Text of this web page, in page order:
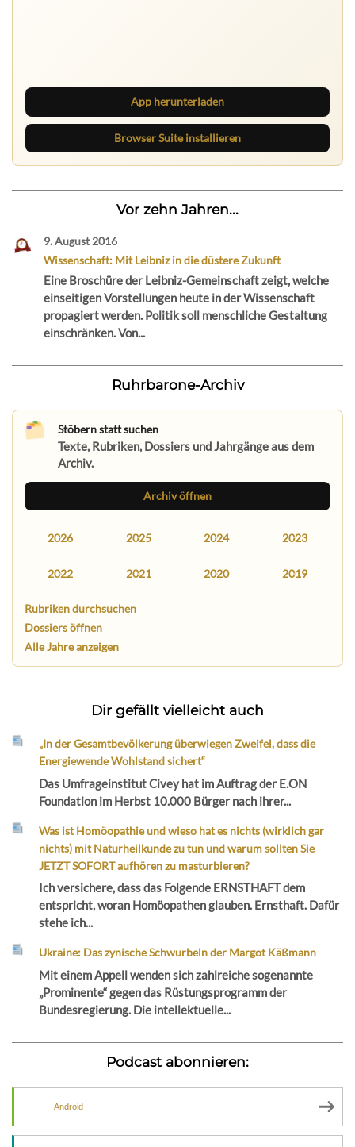
App herunterladen
Browser Suite installieren
Vor zehn Jahren...
9. August 2016
Wissenschaft: Mit Leibniz in die düstere Zukunft
Eine Broschüre der Leibniz-Gemeinschaft zeigt, welche
einseitigen Vorstellungen heute in der Wissenschaft
propagiert werden. Politik soll menschliche Gestaltung
einschränken. Von...
Ruhrbarone-Archiv
Stöbern statt suchen
Texte, Rubriken, Dossiers und Jahrgänge aus dem
Archiv.
Archiv öffnen
2026 2025 2024 2023
2022 2021 2020 2019
Rubriken durchsuchen
Dossiers öffnen
Alle Jahre anzeigen
Dir gefällt vielleicht auch
„In der Gesamtbevölkerung überwiegen Zweifel, dass die
Energiewende Wohlstand sichert“
Das Umfrageinstitut Civey hat im Auftrag der E.ON
Foundation im Herbst 10.000 Bürger nach ihrer...
Was ist Homöopathie und wieso hat es nichts (wirklich gar
nichts) mit Naturheilkunde zu tun und warum sollten Sie
JETZT SOFORT aufhören zu masturbieren?
Ich versichere, dass das Folgende ERNSTHAFT dem
entspricht, woran Homöopathen glauben. Ernsthaft. Dafür
stehe ich...
Ukraine: Das zynische Schwurbeln der Margot Käßmann
Mit einem Appell wenden sich zahlreiche sogenannte
„Prominente“ gegen das Rüstungsprogramm der
Bundesregierung. Die intellektuelle...
Podcast abonnieren:
Android